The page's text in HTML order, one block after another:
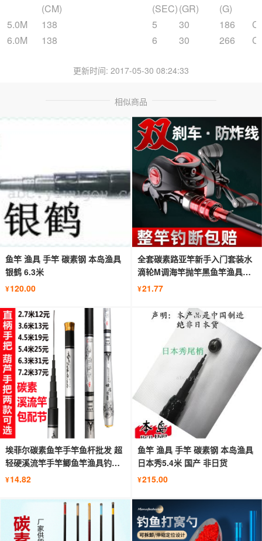
(CM)
(SEC)(GR)
(G)
5.0M
138 5 30 186
6.0M
138 6 30 266
更新时间: 2017-05-30 08:24:33
相似商品
鱼竿 渔具 手竿 碳素钢 本岛渔具
银鹤 6.3米
¥120.00
全套碳素路亚竿新手入门套装水
滴轮M调海竿抛竿黑鱼竿渔具套
装
¥21.77
埃菲尔碳素鱼竿手竿鱼杆批发 超
轻硬溪流竿手竿鲫鱼竿渔具钓鱼
竿
¥14.82
鱼竿 渔具 手竿 碳素钢 本岛渔具
日本秀5.4米 国产 非日货
¥215.00